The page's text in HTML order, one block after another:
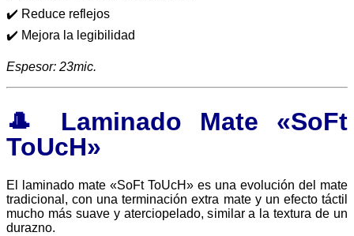
✔️ Reduce reflejos
✔️ Mejora la legibilidad
Espesor: 23mic.
🎩 Laminado Mate «SoFt
ToUcH»
El laminado mate «SoFt ToUcH» es una evolución del mate
tradicional, con una terminación extra mate y un efecto táctil
mucho más suave y aterciopelado, similar a la textura de un
durazno.